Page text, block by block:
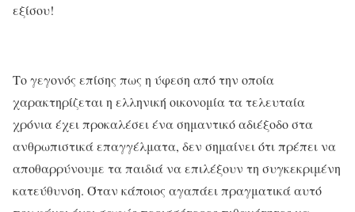
εξίσου!
Το γεγονός επίσης πως η ύφεση από την οποία
χαρακτηρίζεται η ελληνική οικονομία τα τελευταία
χρόνια έχει προκαλέσει ένα σημαντικό αδιέξοδο στα
ανθρωπιστικά επαγγέλματα, δεν σημαίνει ότι πρέπει να
αποθαρρύνουμε τα παιδιά να επιλέξουν τη συγκεκριμένη
κατεύθυνση. Όταν κάποιος αγαπάει πραγματικά αυτό